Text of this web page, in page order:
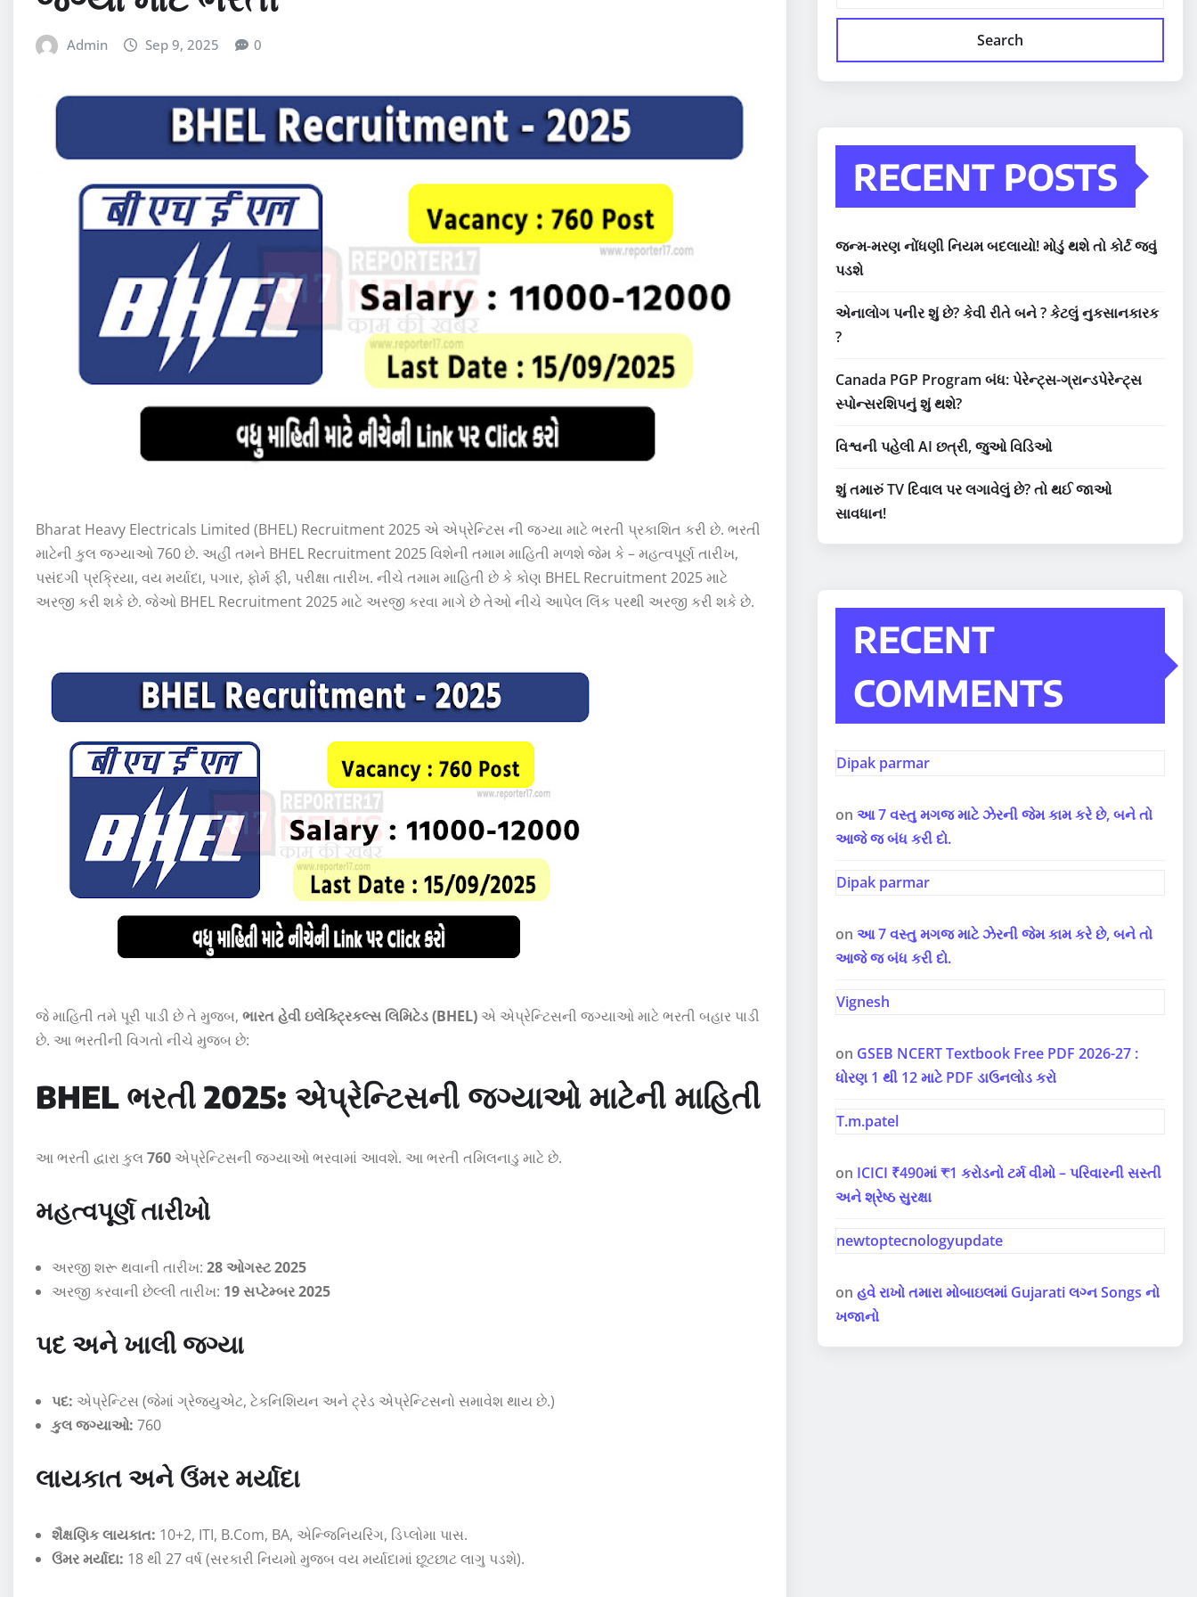
Admin Sep 9, 2025 0
Bharat Heavy Electricals Limited (BHEL) Recruitment 2025 એ એપ્રેન્ટિસ ની જગ્યા માટે ભરતી પ્રકાશિત કરી છે. ભરતી
માટેની કુલ જગ્યાઓ 760 છે. અહીં તમને BHEL Recruitment 2025 વિશેની તમામ માહિતી મળશે જેમ કે – મહત્વપૂર્ણ તારીખ,
પસંદગી પ્રક્રિયા, વય મર્યાદા, પગાર, ફોર્મ ફી, પરીક્ષા તારીખ. નીચે તમામ માહિતી છે કે કોણ BHEL Recruitment 2025 માટે
અરજી કરી શકે છે. જેઓ BHEL Recruitment 2025 માટે અરજી કરવા માગે છે તેઓ નીચે આપેલ લિંક પરથી અરજી કરી શકે છે.
જે માહિતી તમે પૂરી પાડી છે તે મુજબ, ભારત હેવી ઇલેક્ટ્રિકલ્સ લિમિટેડ (BHEL) એ એપ્રેન્ટિસની જગ્યાઓ માટે ભરતી બહાર પાડી
છે. આ ભરતીની વિગતો નીચે મુજબ છે:
BHEL ભરતી 2025: એપ્રેન્ટિસની જગ્યાઓ માટેની માહિતી
આ ભરતી દ્વારા કુલ 760 એપ્રેન્ટિસની જગ્યાઓ ભરવામાં આવશે. આ ભરતી તમિલનાડુ માટે છે.
મહત્વપૂર્ણ તારીખો
અરજી શરૂ થવાની તારીખ: 28 ઓગસ્ટ 2025
અરજી કરવાની છેલ્લી તારીખ: 19 સપ્ટેમ્બર 2025
પદ અને ખાલી જગ્યા
પદ: એપ્રેન્ટિસ (જેમાં ગ્રેજ્યુએટ, ટેકનિશિયન અને ટ્રેડ એપ્રેન્ટિસનો સમાવેશ થાય છે.)
કુલ જગ્યાઓ: 760
લાયકાત અને ઉંમર મર્યાદા
શૈક્ષણિક લાયકાત: 10+2, ITI, B.Com, BA, એન્જિનિયરિંગ, ડિપ્લોમા પાસ.
ઉંમર મર્યાદા: 18 થી 27 વર્ષ (સરકારી નિયમો મુજબ વય મર્યાદામાં છૂટછાટ લાગુ પડશે).
Search
RECENT POSTS
જન્મ-મરણ નોંધણી નિયમ બદલાયો! મોડું થશે તો કોર્ટ જવું
પડશે
એનાલોગ પનીર શું છે? કેવી રીતે બને ? કેટલું નુકસાનકારક
?
Canada PGP Program બંધ: પેરેન્ટ્સ-ગ્રાન્ડપેરેન્ટ્સ
સ્પોન્સરશિપનું શું થશે?
વિશ્વની પહેલી AI છત્રી, જુઓ વિડિઓ
શું તમારું TV દિવાલ પર લગાવેલું છે? તો થઈ જાઓ
સાવધાન!
RECENT
COMMENTS
Dipak parmar
on આ 7 વસ્તુ મગજ માટે ઝેરની જેમ કામ કરે છે, બને તો
આજે જ બંધ કરી દો.
Dipak parmar
on આ 7 વસ્તુ મગજ માટે ઝેરની જેમ કામ કરે છે, બને તો
આજે જ બંધ કરી દો.
Vignesh
on GSEB NCERT Textbook Free PDF 2026-27 :
ધોરણ 1 થી 12 માટે PDF ડાઉનલોડ કરો
T.m.patel
on ICICI ₹490માં ₹1 કરોડનો ટર્મ વીમો – પરિવારની સસ્તી
અને શ્રેષ્ઠ સુરક્ષા
newtoptecnologyupdate
on હવે રાખો તમારા મોબાઇલમાં Gujarati લગ્ન Songs નો
ખજાનો